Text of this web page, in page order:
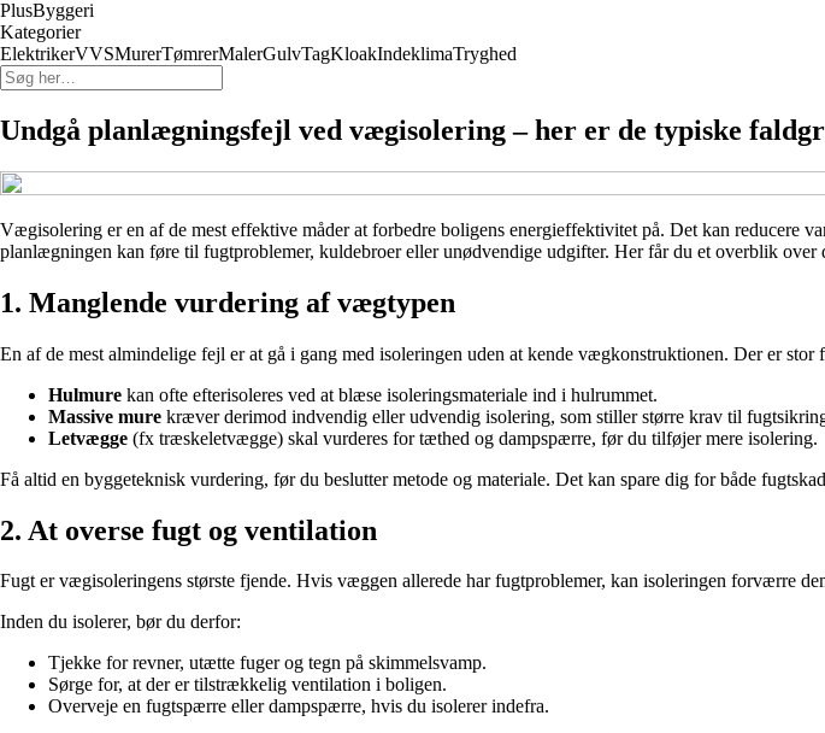
PlusByggeri
Kategorier
ElektrikerVVSMurerTømrerMalerGulvTagKloakIndeklimaTryghed
Undgå planlægningsfejl ved vægisolering – her er de typiske
Vægisolering er en af de mest effektive måder at forbedre boligens energieffektivitet på. Det kan reducere
planlægningen kan føre til fugtproblemer, kuldebroer eller unødvendige udgifter. Her får du et overblik over
1. Manglende vurdering af vægtypen
En af de mest almindelige fejl er at gå i gang med isoleringen uden at kende vægkonstruktionen. Der er
Hulmure kan ofte efterisoleres ved at blæse isoleringsmateriale ind i hulrummet.
Massive mure kræver derimod indvendig eller udvendig isolering, som stiller større krav til
Letvægge (fx træskeletvægge) skal vurderes for tæthed og dampspærre, før du tilføjer mere isolering.
Få altid en byggeteknisk vurdering, før du beslutter metode og materiale. Det kan spare dig for både
2. At overse fugt og ventilation
Fugt er vægisoleringens største fjende. Hvis væggen allerede har fugtproblemer, kan isoleringen forværre
Inden du isolerer, bør du derfor:
Tjekke for revner, utætte fuger og tegn på skimmelsvamp.
Sørge for, at der er tilstrækkelig ventilation i boligen.
Overveje en fugtspærre eller dampspærre, hvis du isolerer indefra.